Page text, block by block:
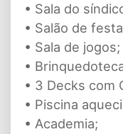
• Sala do
• Salão de
• Sala de jogos;
•
• 3 Decks com
• Piscina
• Academia;